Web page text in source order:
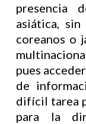
presencia
asiática,
coreanos o
pues
de
difícil tarea
para la